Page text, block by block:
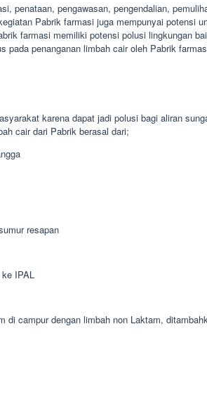
penataan, pengawasan, pengendalian,
Pabrik farmasi juga mempunyai
farmasi memiliki potensi polusi lingkungan
pada penanganan limbah cair oleh Pabrik
karena dapat jadi polusi bagi aliran
cair dari Pabrik berasal dari;
resapan
IPAL
campur dengan limbah non Laktam,